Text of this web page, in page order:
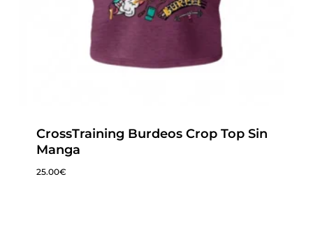
CrossTraining Burdeos Crop Top Sin
Manga
25.00€